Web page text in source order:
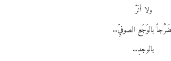
ولا أَثَرْ
بالوَجَعِ الصوفيِّ..
بالوجدِ..